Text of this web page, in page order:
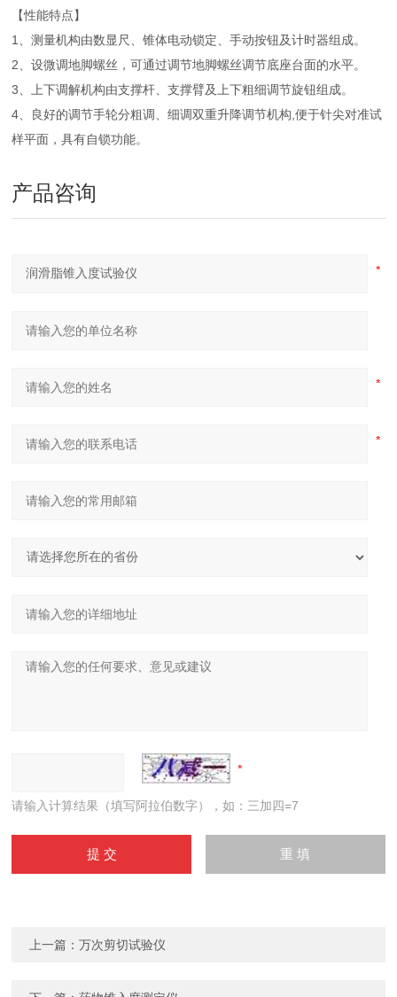
【性能特点】
1、测量机构由数显尺、锥体电动锁定、手动按钮及计时器组成。
2、设微调地脚螺丝，可通过调节地脚螺丝调节底座台面的水平。
3、上下调解机构由支撑杆、支撑臂及上下粗细调节旋钮组成。
4、良好的调节手轮分粗调、细调双重升降调节机构,便于针尖对准试
样平面，具有自锁功能。
产品咨询
请输入计算结果（填写阿拉伯数字），如：三加四=7
上一篇：万次剪切试验仪